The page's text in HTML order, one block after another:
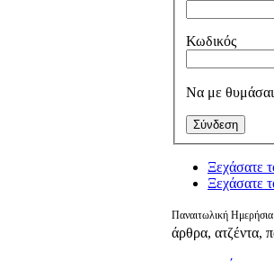
Κωδικός
Να με θυμάσαι
Ξεχάσατε
Ξεχάσατε
Παναιτωλική Ημερήσια
άρθρα, ατζέντα,